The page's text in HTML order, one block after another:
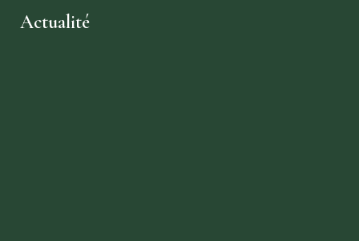
Actualité